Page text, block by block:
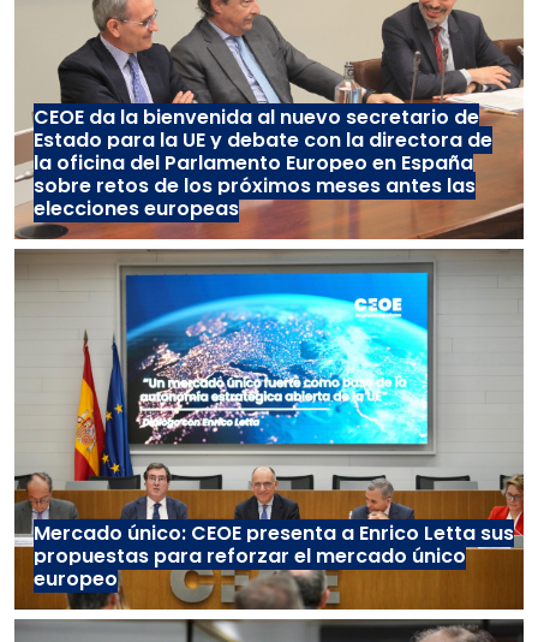
CEOE da la bienvenida al nuevo secretario de
Estado para la UE y debate con la directora de
la oficina del Parlamento Europeo en España
sobre retos de los próximos meses antes las
elecciones europeas
Mercado único: CEOE presenta a Enrico Letta sus
propuestas para reforzar el mercado único
europeo